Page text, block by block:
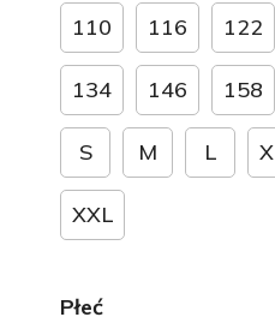
Ubranka na dzień
Ubranka na
Ubranka na
Ubranka na roczek,
Ubranka na
Ubranka na
Body
110 116 122
134 146 158
S M L
XXL
Płeć